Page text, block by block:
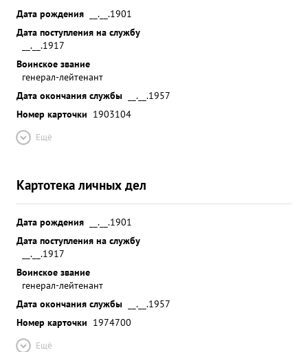
Дата рождения
__.__.1901
Дата поступления на службу
__.__.1917
Воинское звание
генерал-лейтенант
Дата окончания службы
__.__.1957
Номер карточки 1903104
Ещё
Картотека личных дел
Дата рождения
__.__.1901
Дата поступления на службу
__.__.1917
Воинское звание
генерал-лейтенант
Дата окончания службы
__.__.1957
Номер карточки 1974700
Ещё